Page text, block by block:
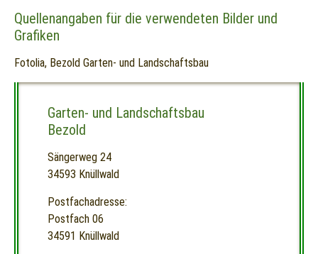
Quellenangaben für die verwendeten Bilder und
Grafiken
Fotolia, Bezold Garten- und Landschaftsbau
Garten- und Landschaftsbau
Bezold
Sängerweg 24
34593 Knüllwald
Postfachadresse:
Postfach 06
34591 Knüllwald